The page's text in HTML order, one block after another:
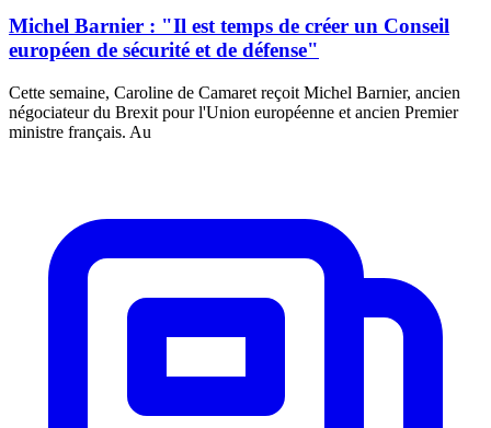
Michel Barnier : "Il est temps de créer un Conseil
européen de sécurité et de défense"
Cette semaine, Caroline de Camaret reçoit Michel Barnier, ancien
négociateur du Brexit pour l'Union européenne et ancien Premier
ministre français. Au